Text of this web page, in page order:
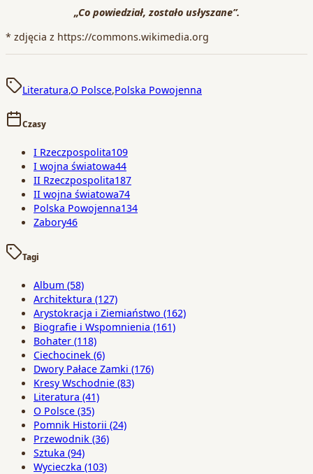
„Co powiedział, zostało usłyszane”.
* zdjęcia z https://commons.wikimedia.org
Literatura,O Polsce,Polska Powojenna
Czasy
I Rzeczpospolita109
I wojna światowa44
II Rzeczpospolita187
II wojna światowa74
Polska Powojenna134
Zabory46
Tagi
Album (58)
Architektura (127)
Arystokracja i Ziemiaństwo (162)
Biografie i Wspomnienia (161)
Bohater (118)
Ciechocinek (6)
Dwory Pałace Zamki (176)
Kresy Wschodnie (83)
Literatura (41)
O Polsce (35)
Pomnik Historii (24)
Przewodnik (36)
Sztuka (94)
Wycieczka (103)